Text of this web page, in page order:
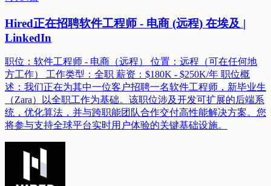
Hired正在招聘软件工程师 - 电商 (远程) 在埃及 |
LinkedIn
职位：软件工程师 - 电商（远程） 位置：远程（可在任何地
方工作） 工作类型：全职 薪资：$180K - $250K/年 职位概
述：我们正在为其中一位客户招聘一名软件工程师，新毕业生
（Zara）以全职工作为基础。该职位涉及开发可扩展的后端系
统，优化算法，并与跨职能团队合作交付高性能解决方案。您
将参与支持全球平台实时用户体验的关键基础设施。